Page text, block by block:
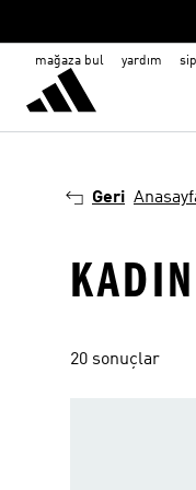
mağaza bul yardım
Geri
20 sonuçlar